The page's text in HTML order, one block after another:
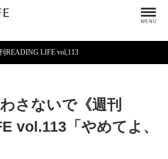
READING LIFE vol,113
さないで《週刊
vol.113「やめてよ、